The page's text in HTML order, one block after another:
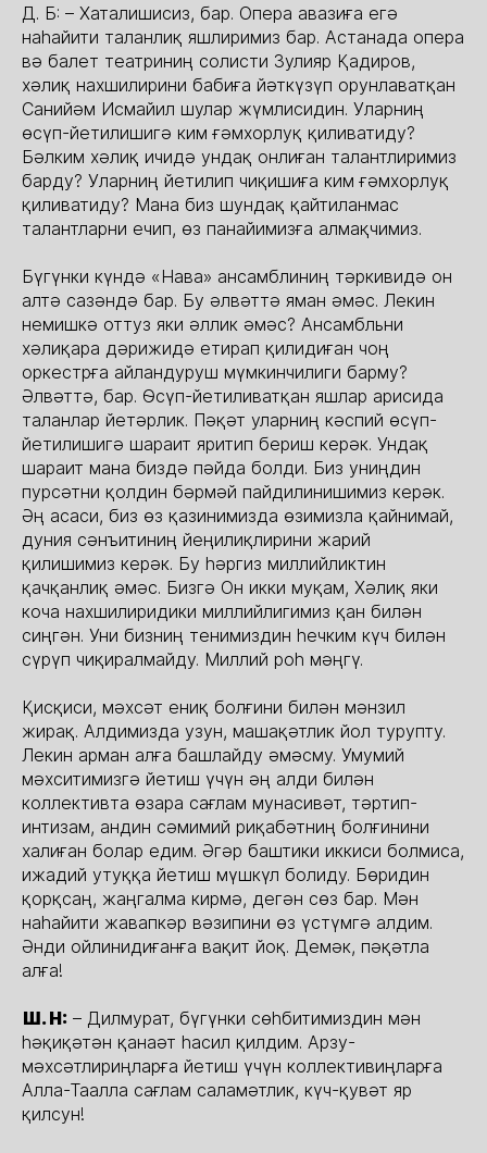
Д. Б: – Хаталишисиз, бар. Опера авазиға егә
наһайити таланлиқ яшлиримиз бар. Астанада опера
вә балет театриниң солисти Зулияр Қадиров,
хәлиқ нахшилирини бабиға йәткүзүп орунлаватқан
Санийәм Исмайил шулар жүмлисидин. Уларниң
өсүп-йетилишигә ким ғәмхорлуқ қиливатиду?
Бәлким хәлиқ ичидә ундақ онлиған талантлиримиз
барду? Уларниң йетилип чиқишиға ким ғәмхорлуқ
қиливатиду? Мана биз шундақ қайтиланмас
талантларни ечип, өз панайимизға алмақчимиз.
Бүгүнки күндә «Нава» ансамблиниң тәркивидә он
алтә сазәндә бар. Бу әлвәттә яман әмәс. Лекин
немишкә оттуз яки әллик әмәс? Ансамбльни
хәлиқара дәрижидә етирап қилидиған чоң
оркестрға айландуруш мүмкинчилиги барму?
Әлвәттә, бар. Өсүп-йетиливатқан яшлар арисида
таланлар йетәрлик. Пәқәт уларниң кәспий өсүп-
йетилишигә шараит яритип бериш керәк. Ундақ
шараит мана биздә пәйда болди. Биз униңдин
пурсәтни қолдин бәрмәй пайдилинишимиз керәк.
Әң асаси, биз өз қазинимизда өзимизла қайнимай,
дуния сәнъитиниң йеңилиқлирини жарий
қилишимиз керәк. Бу һәргиз миллийликтин
қачқанлиқ әмәс. Бизгә Он икки муқам, Хәлиқ яки
коча нахшилиридики миллийлигимиз қан билән
сиңгән. Уни бизниң тенимиздин һечким күч билән
сүрүп чиқиралмайду. Миллий роһ мәңгү.
Қисқиси, мәхсәт ениқ болғини билән мәнзил
жирақ. Алдимизда узун, машақәтлик йол турупту.
Лекин арман алға башлайду әмәсму. Умумий
мәхситимизгә йетиш үчүн әң алди билән
коллективта өзара сағлам мунасивәт, тәртип-
интизам, андин сәмимий риқабәтниң болғинини
халиған болар едим. Әгәр баштики иккиси болмиса,
ижадий утуққа йетиш мүшкүл болиду. Бөридин
қорқсаң, жаңгалма кирмә, дегән сөз бар. Мән
наһайити жавапкәр вәзипини өз үстүмгә алдим.
Әнди ойлинидиғанға вақит йоқ. Демәк, пәқәтла
алға!
Ш. Н: – Дилмурат, бүгүнки сөһбитимиздин мән
һәқиқәтән қанаәт һасил қилдим. Арзу-
мәхсәтлириңларға йетиш үчүн коллективиңларға
Алла-Таалла сағлам саламәтлик, күч-қувәт яр
қилсун!